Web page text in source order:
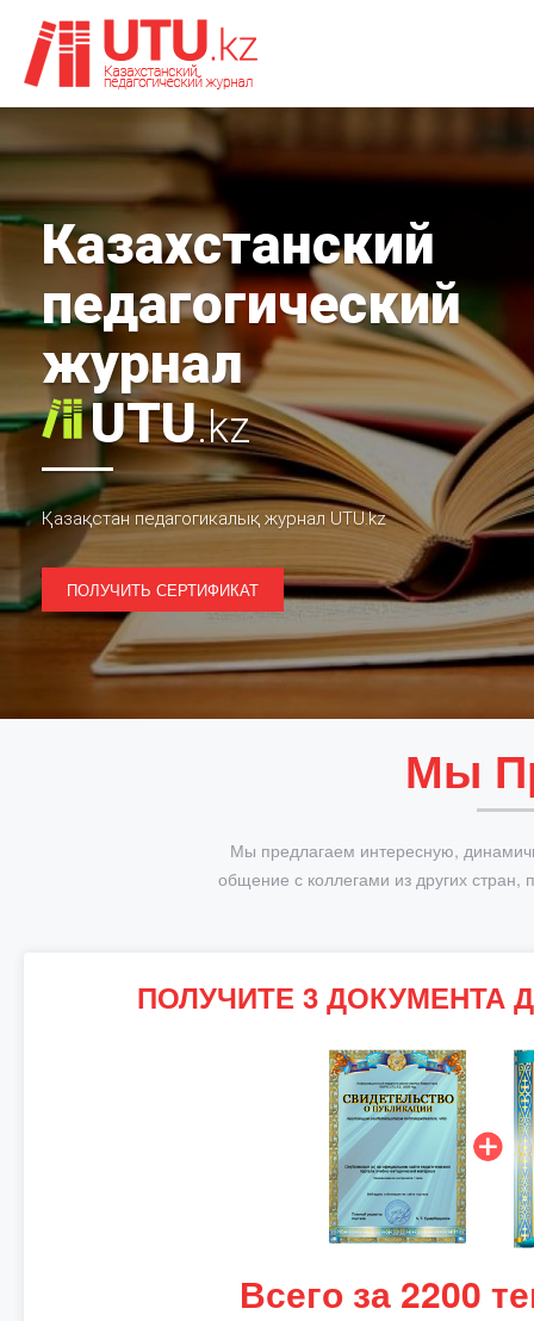
Казахстанский
педагогический
журнал
UTU.kz
Қазақстан педагогикалық журнал UTU.kz
ПОЛУЧИТЬ СЕРТИФИКАТ
Мы
Мы предлагаем интересную,
общение с коллегами из других стран,
ПОЛУЧИТЕ 3 ДОКУМЕНТА
Всего за 2200